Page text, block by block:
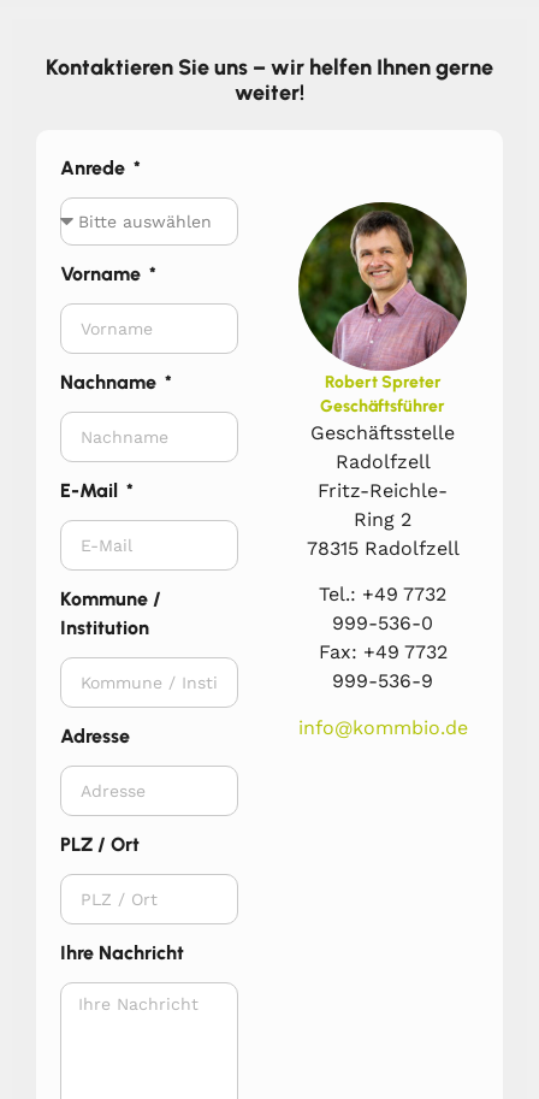
Kontaktieren Sie uns – wir helfen Ihnen gerne
weiter!
Anrede
Vorname
Nachname
E-Mail
Kommune /
Institution
Adresse
PLZ / Ort
Ihre Nachricht
Robert Spreter
Geschäftsführer
Geschäftsstelle
Radolfzell
Fritz-Reichle-
Ring 2
78315 Radolfzell
Tel.: +49 7732
999-536-0
Fax: +49 7732
999-536-9
info@kommbio.de